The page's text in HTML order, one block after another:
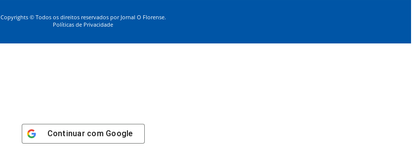
Copyrights © Todos os direitos reservados por Jornal O Florense.
Políticas de Privacidade
Continuar com Google